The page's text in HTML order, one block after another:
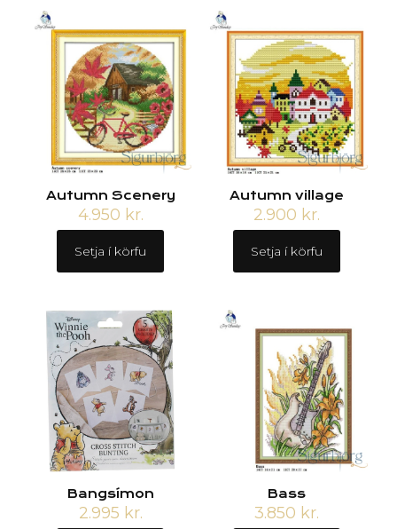
Autumn Scenery
4.950 kr.
Setja í körfu
Autumn village
2.900 kr.
Setja í körfu
Bangsímon
2.995 kr.
Bass
3.850 kr.